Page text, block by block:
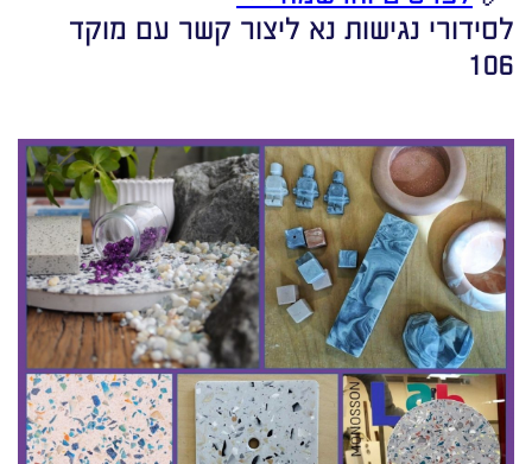
לסידורי נגישות נא ליצור קשר עם מוקד
106